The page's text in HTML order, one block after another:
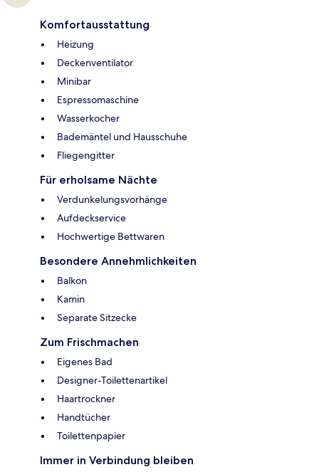
Komfortausstattung
Heizung
Deckenventilator
Minibar
Espressomaschine
Wasserkocher
Bademäntel und Hausschuhe
Fliegengitter
Für erholsame Nächte
Verdunkelungsvorhänge
Aufdeckservice
Hochwertige Bettwaren
Besondere Annehmlichkeiten
Balkon
Kamin
Separate Sitzecke
Zum Frischmachen
Eigenes Bad
Designer-Toilettenartikel
Haartrockner
Handtücher
Toilettenpapier
Immer in Verbindung bleiben